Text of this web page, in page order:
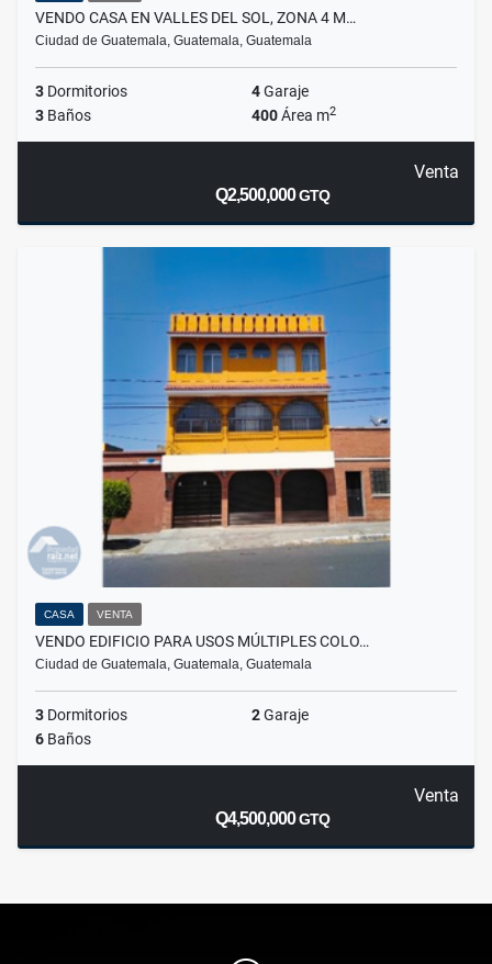
VENDO CASA EN VALLES DEL SOL, ZONA 4 M…
Ciudad de Guatemala, Guatemala, Guatemala
3 Dormitorios 4Garaje
3 Baños 400Área m2
Venta
Q2,500,000GTQ
CASA VENTA
VENDO EDIFICIO PARA USOS MÚLTIPLES COLO…
Ciudad de Guatemala, Guatemala, Guatemala
3 Dormitorios 2Garaje
6 Baños
Venta
Q4,500,000GTQ